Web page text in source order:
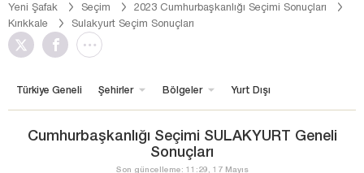
Yeni Şafak Seçim
2023 Cumhurbaşkanlığı Seçimi Sonuçları
Kırıkkale
Sulakyurt Seçim Sonuçları
Türkiye Geneli Şehirler Bölgeler Yurt Dışı
Cumhurbaşkanlığı Seçimi SULAKYURT Geneli
Sonuçları
Son güncelleme: 11:29, 17 Mayıs